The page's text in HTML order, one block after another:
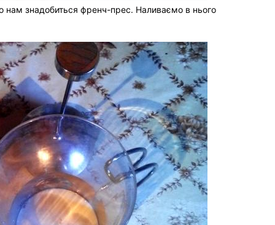
нам знадобиться френч-прес. Наливаємо в нього